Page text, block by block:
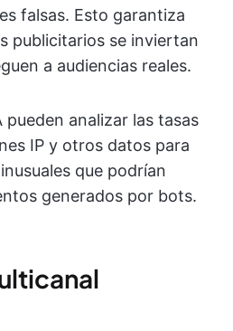
falsas. Esto garantiza
publicitarios se inviertan
a audiencias reales.
analizar las tasas
IP y otros datos para
que podrían
generados por bots.